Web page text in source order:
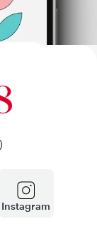
Instagram